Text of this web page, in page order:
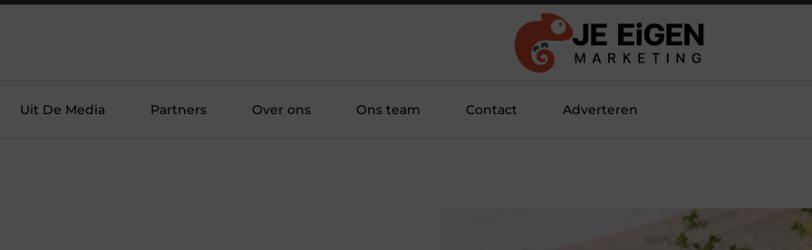
Uit De Media Partners Over ons Ons team Contact Adverteren